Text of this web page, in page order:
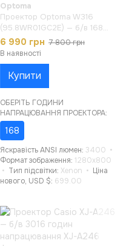
Optoma
Проектор Optoma W316
(95.8WR01GC2E) — б/в 168
годин напрацювання
6 990 грн 7 800 грн
В наявності
Купити
ОБЕРІТЬ ГОДИНИ
НАПРАЦЮВАННЯ ПРОЕКТОРА:
168
Яскравість ANSI люмен 3400
Формат зображення 1280x800
Тип підсвітки Xenon
Ціна
нового, USD $ 699.00